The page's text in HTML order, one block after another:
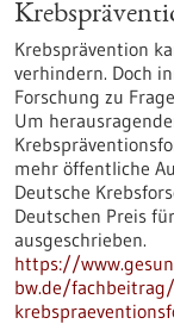
Krebsprävention
verhindern. Doch
Forschung zu
Um
mehr öffentliche
Deutsche
Deutschen Preis
ausgeschrieben.
https://
bw.de/